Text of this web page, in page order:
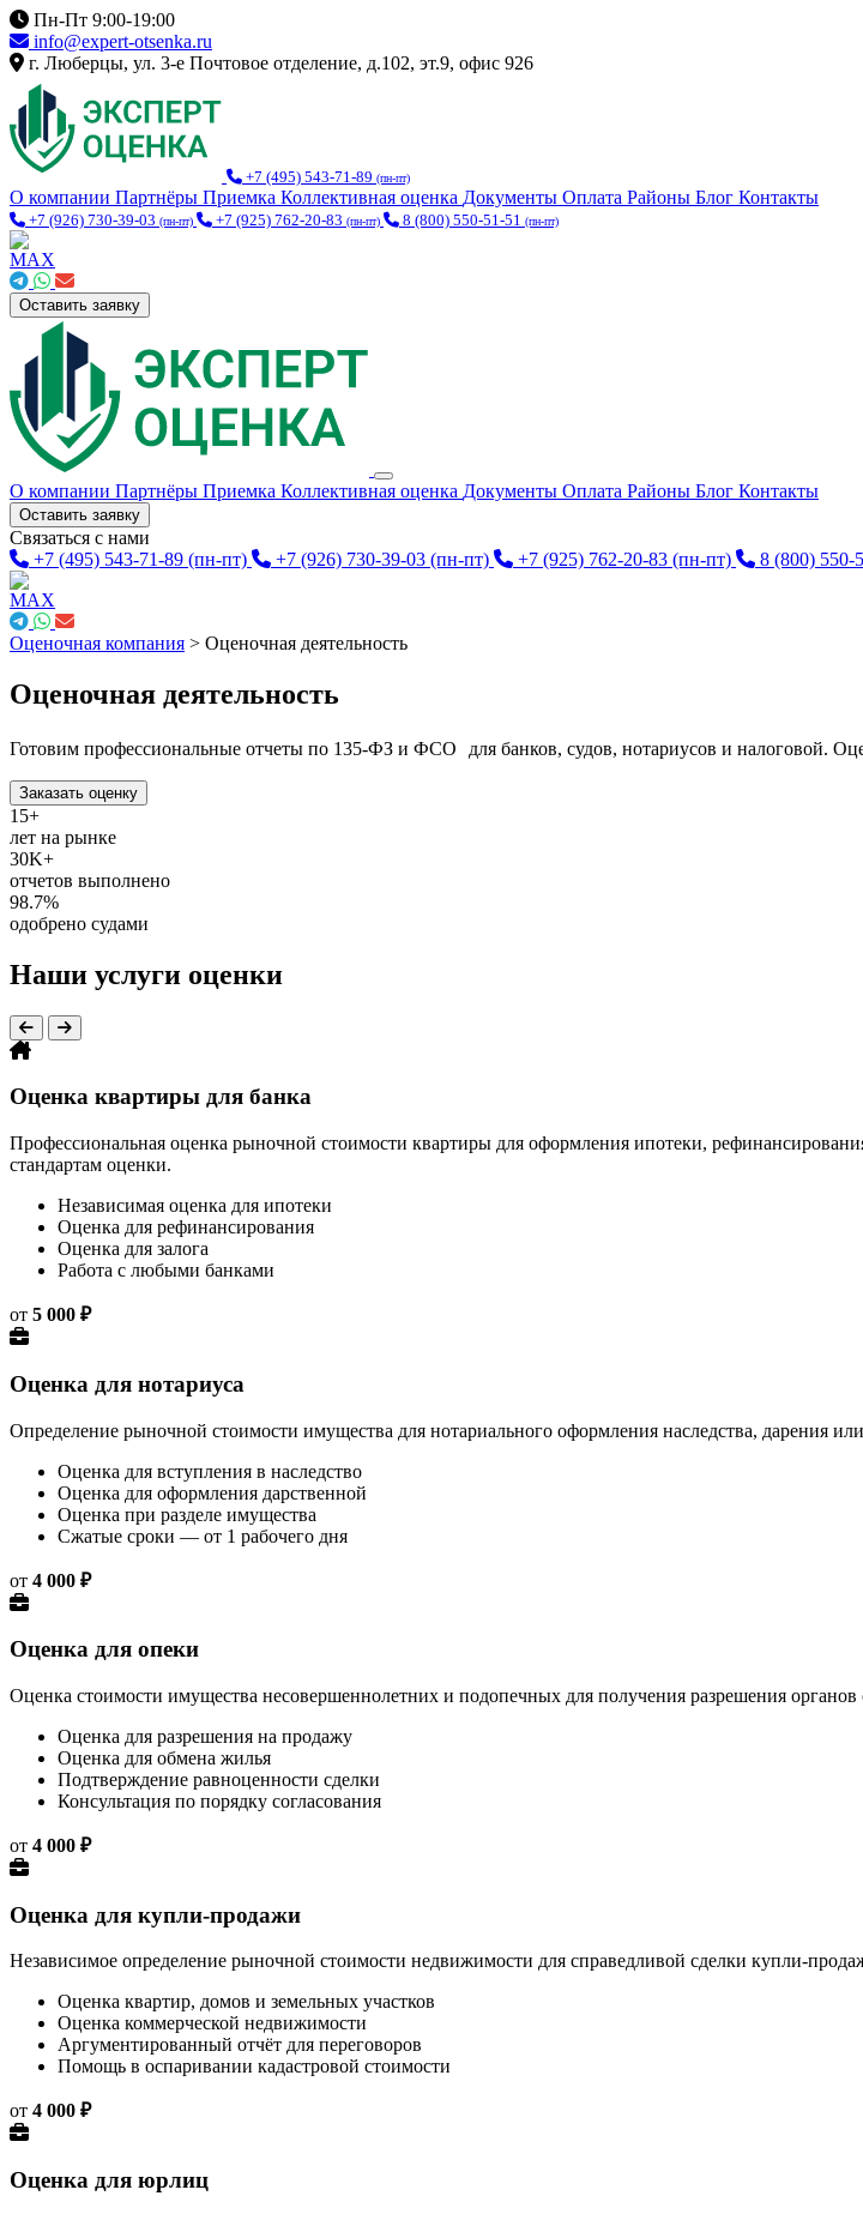
Пн-Пт 9:00-19:00
info@expert-otsenka.ru
г. Люберцы, ул. 3-е Почтовое отделение, д.102, эт.9, офис 926
+7 (495) 543-71-89 (пн-пт)
О компании Партнёры Приемка Коллективная оценка Документы Оплата Районы Блог Контакты
+7 (926) 730-39-03 (пн-пт) +7 (925) 762-20-83 (пн-пт) 8 (800) 550-51-51 (пн-пт)
Оставить заявку
О компании Партнёры Приемка Коллективная оценка Документы Оплата Районы Блог Контакты
Оставить заявку
Связаться с нами
+7 (495) 543-71-89 (пн-пт) +7 (926) 730-39-03 (пн-пт) +7 (925) 762-20-83 (пн-пт) 8 (800) 550-
Оценочная компания > Оценочная деятельность
Оценочная деятельность
Готовим профессиональные отчеты по 135-ФЗ и ФСО для банков, судов, нотариусов и налоговой.
Заказать оценку
15+
лет на рынке
30K+
отчетов выполнено
98.7%
одобрено судами
Наши услуги оценки
Оценка квартиры для банка
Профессиональная оценка рыночной стоимости квартиры для оформления ипотеки,
стандартам оценки.
Независимая оценка для ипотеки
Оценка для рефинансирования
Оценка для залога
Работа с любыми банками
от 5 000 ₽
Оценка для нотариуса
Определение рыночной стоимости имущества для нотариального оформления наследства, дарения
Оценка для вступления в наследство
Оценка для оформления дарственной
Оценка при разделе имущества
Сжатые сроки — от 1 рабочего дня
от 4 000 ₽
Оценка для опеки
Оценка стоимости имущества несовершеннолетних и подопечных для получения разрешения органов
Оценка для разрешения на продажу
Оценка для обмена жилья
Подтверждение равноценности сделки
Консультация по порядку согласования
от 4 000 ₽
Оценка для купли-продажи
Независимое определение рыночной стоимости недвижимости для справедливой сделки купли-
Оценка квартир, домов и земельных участков
Оценка коммерческой недвижимости
Аргументированный отчёт для переговоров
Помощь в оспаривании кадастровой стоимости
от 4 000 ₽
Оценка для юрлиц